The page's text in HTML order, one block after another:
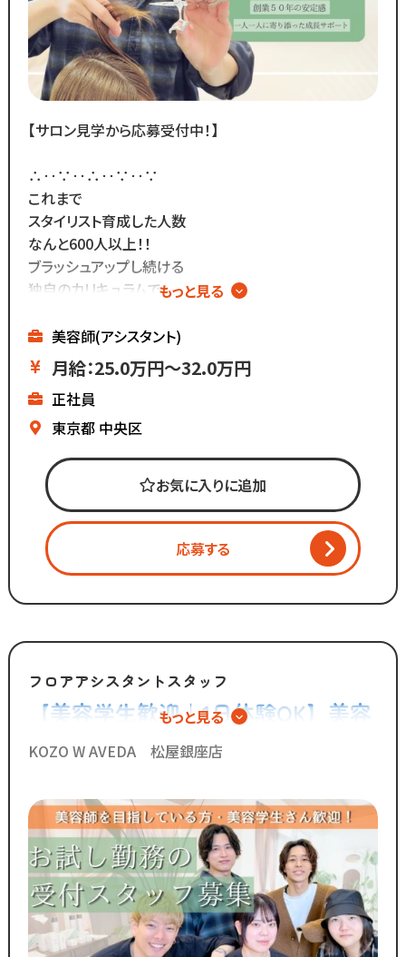
／
Instagram・TikTokで
当サロンの日常を配信中♪
＼
スタッフの技術紹介や職場の雰囲気、
撮影イベント・研修会の様子など、
リアルな職場環境をご覧いただけます☆
応募前に一度ご覧ください♪
Instagram ▷「@kozo.recruit」
Tiktok ▷「＠kozo_recruit」
で検索してください！
【サロン見学から応募受付中！】
∴‥∵‥∴‥∵‥∵
これまで
スタイリスト育成した人数
なんと600人以上！！
ブラッシュアップし続ける
独自のカリキュラムで
∴‥∵‥∴‥∵‥∵
━━━━━━━━━━━
株式会社コーゾー美容室
━━━━━━━━━━━
創業50年を迎え、
展開しています。
マーケティング会社出身の
2代目社長により
新しい集客方法や
変化を加えています。
時代に合わないものは変えていく」
スタッフが長く勤められることを
何よりも大切に考えているからこそ
今後もより働きやすい環境へ
◆グループの実績◆
￣￣￣￣￣￣￣￣￣￣￣￣￣
・スタッフ月間平均報酬
「30万円以上」☆
・月間来店人数2,000人以上（4店舗平均）
もっと見る
美容師(アシスタント)
月給：25.0万円～32.0万円
正社員
東京都 中央区
お気に入りに追加
応募する
フロアアシスタントスタッフ
【美容学生歓迎｜1日体験OK】美容
院のフロアアシスタント
もっと見る
KOZO W AVEDA 松屋銀座店